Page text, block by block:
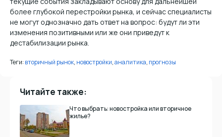
более глубокой перестройки рынка, и сейчас специалисты
не могут однозначно дать ответ на вопрос: будут ли эти
изменения позитивными или же они приведут к
дестабилизации рынка.
Теги: вторичный рынок, новостройки,аналитика, прогнозы
Читайте также:
Что выбрать: новостройка или вторичное
жилье?